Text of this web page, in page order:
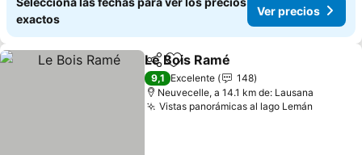
exactos
Ver precios
CompartirAñadir a favoritos
Le Bois Ramé
9,1 Excelente
148
Neuvecelle, a 14.1 km de: Lausana
Vistas panorámicas al lago Lemán